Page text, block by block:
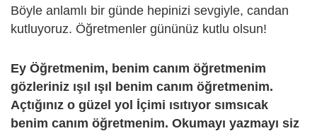
Böyle anlamlı bir günde hepinizi sevgiyle, candan
kutluyoruz. Öğretmenler gününüz kutlu olsun!
Ey Öğretmenim, benim canım öğretmenim
gözleriniz ışıl ışıl benim canım öğretmenim.
Açtığınız o güzel yol İçimi ısıtıyor sımsıcak
benim canım öğretmenim. Okumayı yazmayı siz